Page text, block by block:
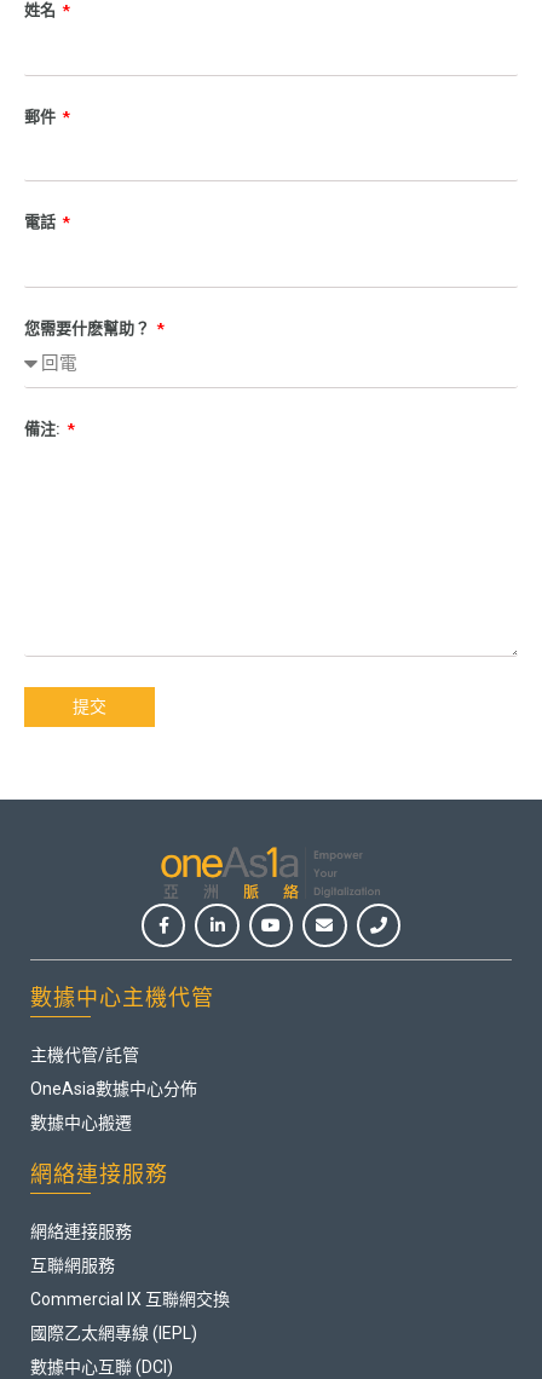
姓名
郵件
電話
您需要什麽幫助？
備注:
提交
數據中心主機代管
主機代管/託管
OneAsia數據中心分佈
數據中心搬遷
網絡連接服務
網絡連接服務
互聯網服務
Commercial IX 互聯網交換
國際乙太網專線 (IEPL)
數據中心互聯 (DCI)